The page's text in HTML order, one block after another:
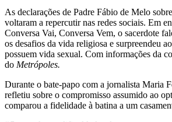
As declarações de Padre Fábio de Melo
voltaram a repercutir nas redes sociais. Em
Conversa Vai, Conversa Vem, o sacerdote
os desafios da vida religiosa e surpreendeu
possuem vida sexual. Com informações da
do Metrópoles.
Durante o bate-papo com a jornalista Maria
refletiu sobre o compromisso assumido ao
comparou a fidelidade à batina a um